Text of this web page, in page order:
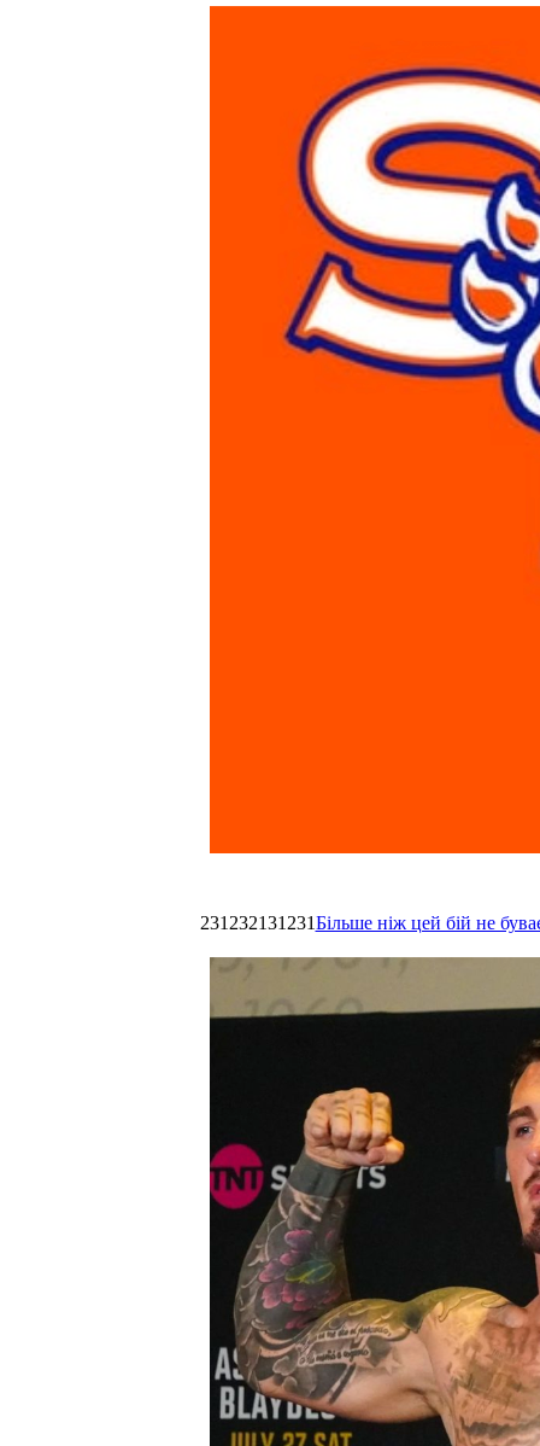
231232131231Більше ніж цей бій не